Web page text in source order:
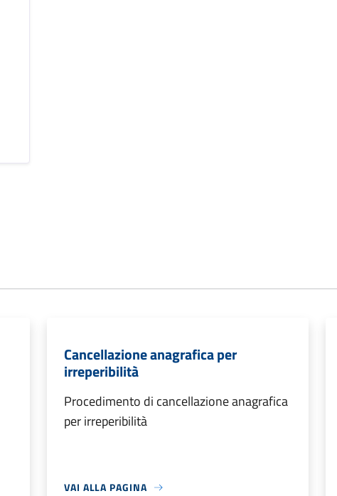
Cancellazione anagrafica per
irreperibilità
Procedimento di cancellazione anagrafica
per irreperibilità
VAI ALLA PAGINA